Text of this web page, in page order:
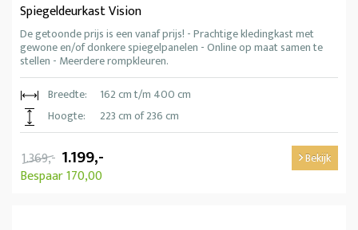
Spiegeldeurkast Vision
De getoonde prijs is een vanaf prijs! - Prachtige kledingkast met
gewone en/of donkere spiegelpanelen - Online op maat samen te
stellen - Meerdere rompkleuren.
Breedte:
162 cm t/m 400 cm
Hoogte:
223 cm of 236 cm
1.369,- 1.199,-
Bespaar 170,00
Bekijk